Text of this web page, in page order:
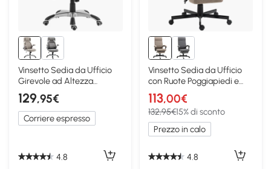
Vinsetto Sedia da Ufficio
Girevole ad Altezza
Regolabile Marrone
129,95€
Corriere espresso
4.8
Vinsetto Sedia da Ufficio
con Ruote Poggiapiedi e
Altezza Regolabile
113,00€
132,95€15% di sconto
Prezzo in calo
4.8